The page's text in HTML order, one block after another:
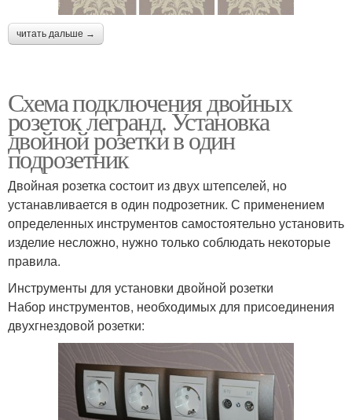
читать дальше →
Схема подключения двойных
розеток легранд. Установка
двойной розетки в один
подрозетник
Двойная розетка состоит из двух штепселей, но
устанавливается в один подрозетник. С применением
определенных инструментов самостоятельно установить
изделие несложно, нужно только соблюдать некоторые
правила.
Инструменты для установки двойной розетки
Набор инструментов, необходимых для присоединения
двухгнездовой розетки: